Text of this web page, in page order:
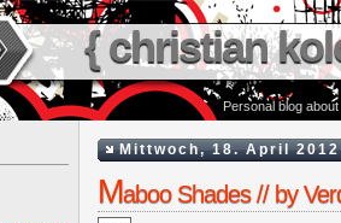
{ christian
Personal blog
Mittwoch, 18. April 2012
Maboo Shades // by